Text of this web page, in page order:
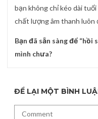
bạn không chỉ kéo dài
chất lượng âm thanh
Bạn đã sẵn sàng để “hồi
mình chưa?
ĐỂ LẠI MỘT BÌNH